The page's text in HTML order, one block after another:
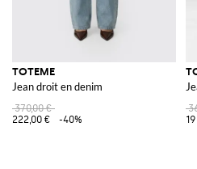
TOTEME
Jean droit en denim
370,00 €
222,00 €
-40%